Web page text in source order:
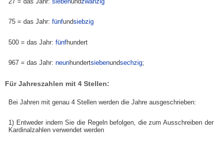
75 = das Jahr:fünfundsiebzig
500 = das Jahr:fünfhundert
967 = das Jahr:neunhundertsiebenundsechzig;
Für Jahreszahlen mit 4 Stellen:
Bei Jahren mit genau 4 Stellen werden die Jahre ausgeschrieben:
1) Entweder indem Sie die Regeln befolgen, die zum Ausschreiben der
Kardinalzahlen verwendet werden